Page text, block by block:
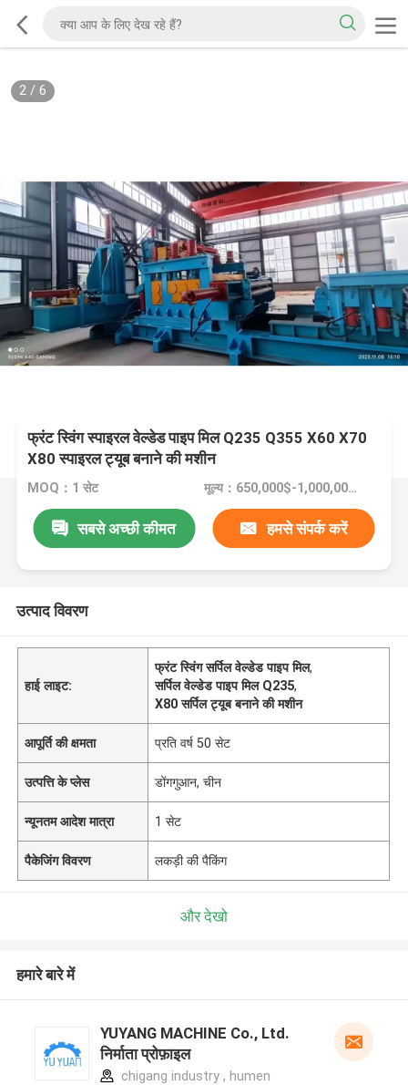
2/ 6
फ्रंट स्विंग स्पाइरल वेल्डेड पाइप मिल Q235 Q355 X60 X70
X80 स्पाइरल ट्यूब बनाने की मशीन
MOQ：1 सेट मूल्य：650,000$-1,000,000$
सबसे अच्छी कीमत हमसे संपर्क करें
उत्पाद विवरण
हाई लाइट:
फ्रंट स्विंग सर्पिल वेल्डेड पाइप मिल,
सर्पिल वेल्डेड पाइप मिल Q235,
X80 सर्पिल ट्यूब बनाने की मशीन
आपूर्ति की क्षमता प्रति वर्ष 50 सेट
उत्पत्ति के प्लेस डोंगगुआन, चीन
न्यूनतम आदेश मात्रा 1 सेट
पैकेजिंग विवरण लकड़ी की पैकिंग
और देखो
हमारे बारे में
YUYANG MACHINE Co., Ltd.
निर्माता प्रोफ़ाइल
chigang industry , humen